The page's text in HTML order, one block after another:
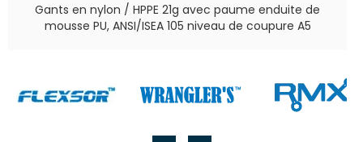
Gants en nylon / HPPE 21g avec paume enduite de
mousse PU, ANSI/ISEA 105 niveau de coupure A5